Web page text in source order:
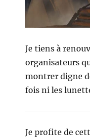
Je tiens à
organisateurs
montrer digne
fois ni les
Je profite de